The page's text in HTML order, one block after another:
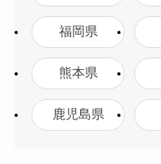
福岡県
熊本県
鹿児島県